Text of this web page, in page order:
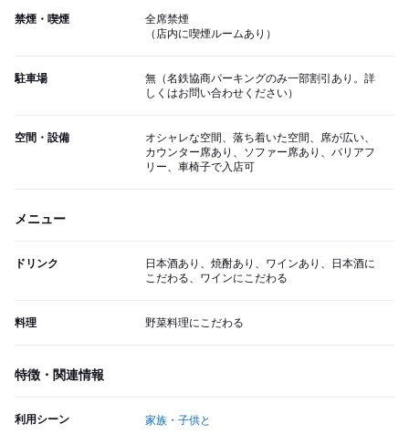
禁煙・喫煙
全席禁煙
（店内に喫煙ルームあり）
駐車場
無（名鉄協商パーキングのみ一部割引あり。詳
しくはお問い合わせください）
空間・設備
オシャレな空間、落ち着いた空間、席が広い、
カウンター席あり、ソファー席あり、バリアフ
リー、車椅子で入店可
メニュー
ドリンク
日本酒あり、焼酎あり、ワインあり、日本酒に
こだわる、ワインにこだわる
料理 野菜料理にこだわる
特徴・関連情報
利用シーン 家族・子供と